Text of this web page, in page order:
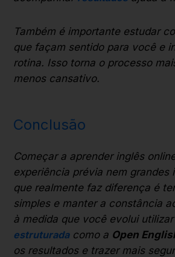
Também é importante estudar
que façam sentido para você e
rotina. Isso torna o processo
menos cansativo.
Conclusão
Começar a aprender inglês
experiência prévia nem grandes
que realmente faz diferença é
simples e manter a constância
à medida que você evolui
estruturadacomo a Open
os resultados e trazer mais